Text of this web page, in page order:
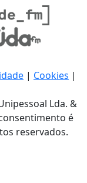
| Cookies |
Lda. &
é
reservados.